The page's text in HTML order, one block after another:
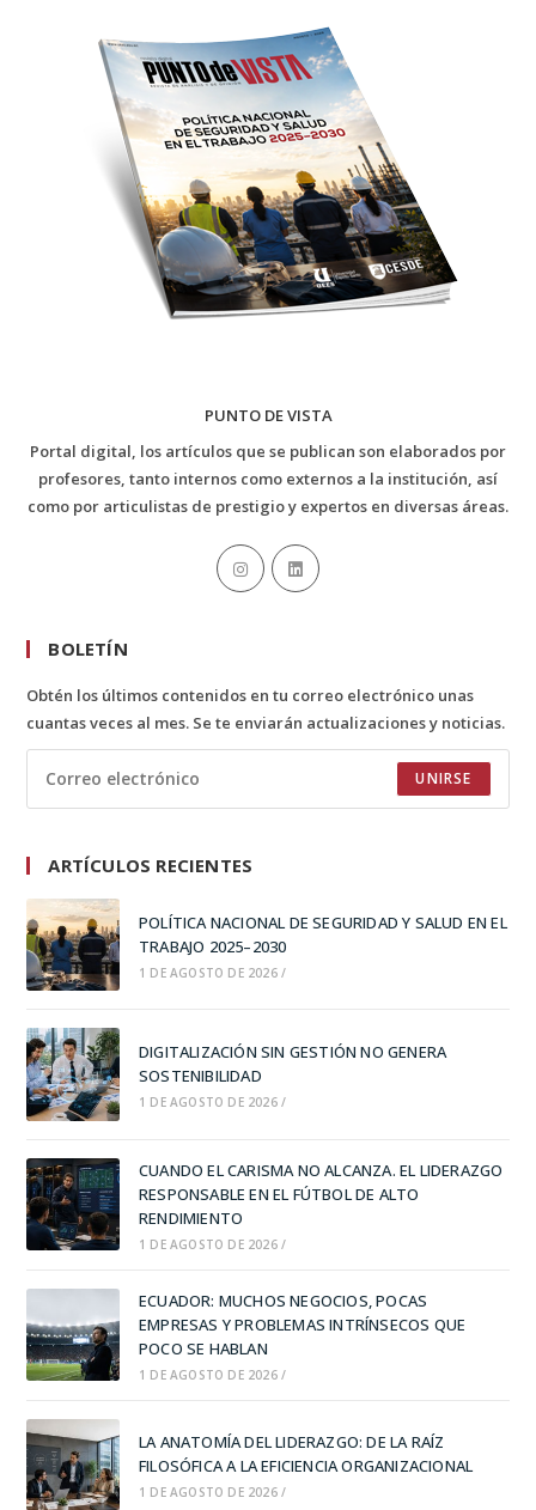
PUNTO DE VISTA
Portal digital, los artículos que se publican son elaborados por
profesores, tanto internos como externos a la institución, así
como por articulistas de prestigio y expertos en diversas áreas.
BOLETÍN
Obtén los últimos contenidos en tu correo electrónico unas
cuantas veces al mes. Se te enviarán actualizaciones y noticias.
UNIRSE
ARTÍCULOS RECIENTES
POLÍTICA NACIONAL DE SEGURIDAD Y SALUD EN EL
TRABAJO 2025–2030
1 DE AGOSTO DE 2026 /
DIGITALIZACIÓN SIN GESTIÓN NO GENERA
SOSTENIBILIDAD
1 DE AGOSTO DE 2026 /
CUANDO EL CARISMA NO ALCANZA. EL LIDERAZGO
RESPONSABLE EN EL FÚTBOL DE ALTO
RENDIMIENTO
1 DE AGOSTO DE 2026 /
ECUADOR: MUCHOS NEGOCIOS, POCAS
EMPRESAS Y PROBLEMAS INTRÍNSECOS QUE
POCO SE HABLAN
1 DE AGOSTO DE 2026 /
LA ANATOMÍA DEL LIDERAZGO: DE LA RAÍZ
FILOSÓFICA A LA EFICIENCIA ORGANIZACIONAL
1 DE AGOSTO DE 2026 /